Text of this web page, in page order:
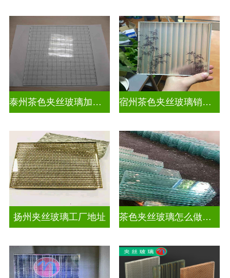
泰州茶色夹丝玻璃加工店 宿州茶色夹丝玻璃销售点
扬州夹丝玻璃工厂地址 茶色夹丝玻璃怎么做视频